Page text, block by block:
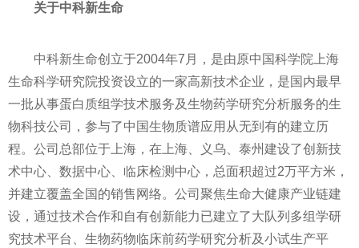
关于中科新生命
中科新生命创立于2004年7月，是由原中国科学院上海
生命科学研究院投资设立的一家高新技术企业，是国内最早
一批从事蛋白质组学技术服务及生物药学研究分析服务的生
物科技公司，参与了中国生物质谱应用从无到有的建立历
程。公司总部位于上海，在上海、义乌、泰州建设了创新技
术中心、数据中心、临床检测中心，总面积超过2万平方米，
并建立覆盖全国的销售网络。公司聚焦生命大健康产业链建
设，通过技术合作和自有创新能力已建立了大队列多组学研
究技术平台、生物药物临床前药学研究分析及小试生产平